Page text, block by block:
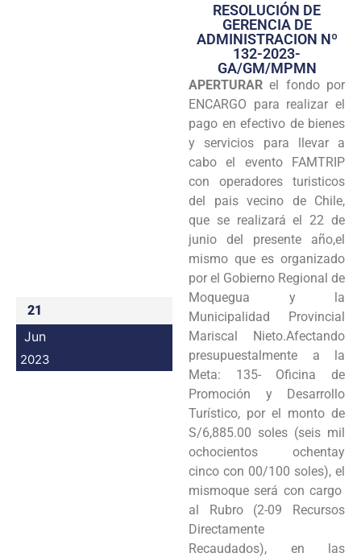
Transparencia
Seguridad
Programas
Intranet
21
Jun
2023
RESOLUCIÓN DE
GERENCIA DE
ADMINISTRACION Nº
132-2023-
GA/GM/MPMN
APERTURARel fondo por
ENCARGO para realizar el
pago en efectivo de bienes
y servicios para llevar a
cabo el evento FAMTRIP
con operadores turisticos
del pais vecino de Chile,
que se realizará el 22 de
junio del presente año,el
mismo que es organizado
por el Gobierno Regional de
Moquegua y la
Municipalidad Provincial
Mariscal Nieto.Afectando
presupuestalmente a la
Meta: 135- Oficina de
Promoción y Desarrollo
Turístico, por el monto de
S/6,885.00 soles (seis mil
ochocientos ochentay
cinco con 00/100 soles), el
mismoque será con cargo
al Rubro (2-09 Recursos
Directamente
Recaudados), en las